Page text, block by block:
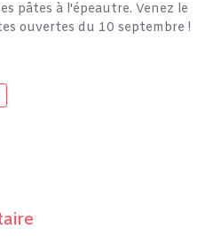
pâtes à l'épeautre. Venez le
ouvertes du 10 septembre !